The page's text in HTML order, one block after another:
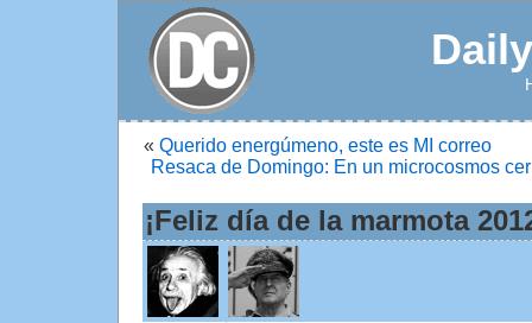
« Querido energúmeno, este es MI correo
Resaca de Domingo: En un microcosmos
¡Feliz día de la marmota